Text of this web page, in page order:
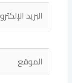
البريد
الإلكتروني*